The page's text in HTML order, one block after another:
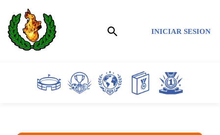
Saltar
al
contenido
INICIAR SESION